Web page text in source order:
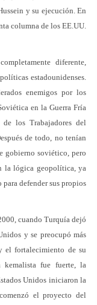
y su ejecución. En
columna de los EE.UU.
diferente,
estadounidenses.
enemigos por los
en la Guerra Fría
los Trabajadores del
de todo, no tenían
gobierno soviético, pero
la lógica geopolítica, ya
defender sus propios
cuando Turquía dejó
y se preocupó más
el fortalecimiento de su
kemalista fue fuerte, la
Unidos iniciaron la
el proyecto del